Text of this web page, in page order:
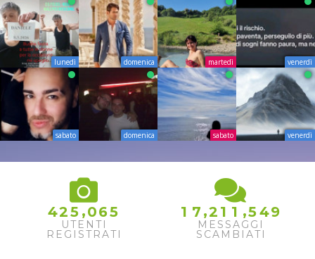
lunedì domenica martedì venerdì
sabato domenica sabato venerdì
425 ,065
UTENTI
REGISTRATI
1 7 ,2 1 1 ,549
MESSAGGI
SCAMBIATI